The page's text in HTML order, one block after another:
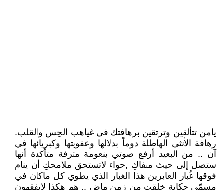
يامن تتألقين وترتقين برهافتك في غياهب الحِس والقلب.
رهافة الأنثى الهاطلة دوماً بدلالها وعفويتها وكبريائها في
آن .. من البعيد أرفع صوتي بنعومة مترفة متأكدة أنها
ستصل إلى حيث منفاكِ ,حواء لاتستحق ملامحكِ أن ينام
فوقها غُبار العابرين هذا الغبار الذي يطوي كل ماكان في
مسمّى حكاية خلقت من زمن ماض .. هم هكذا لايفقهون